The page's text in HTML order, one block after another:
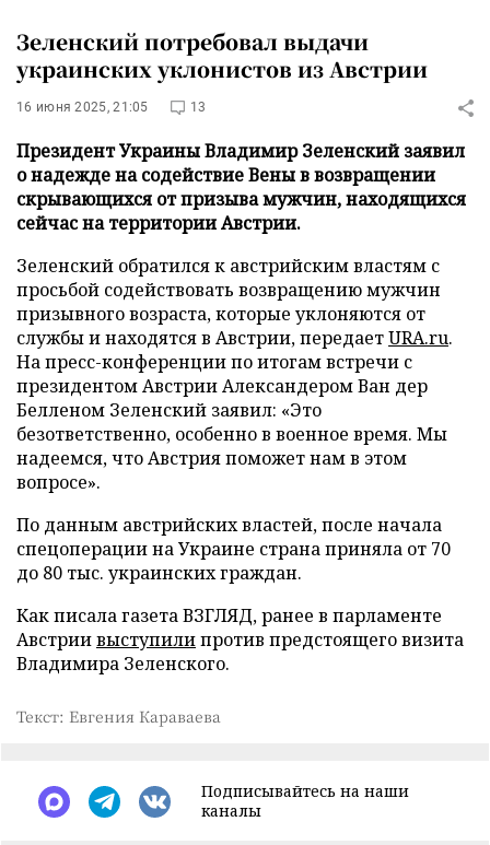
Зеленский потребовал выдачи
украинских уклонистов из Австрии
16 июня 2025, 21:05 13
Президент Украины Владимир Зеленский заявил
о надежде на содействие Вены в возвращении
скрывающихся от призыва мужчин, находящихся
сейчас на территории Австрии.
Зеленский обратился к австрийским властям с
просьбой содействовать возвращению мужчин
призывного возраста, которые уклоняются от
службы и находятся в Австрии, передаетURA.ru.
На пресс-конференции по итогам встречи с
президентом Австрии Александером Ван дер
Белленом Зеленский заявил: «Это
безответственно, особенно в военное время. Мы
надеемся, что Австрия поможет нам в этом
вопросе».
По данным австрийских властей, после начала
спецоперации на Украине страна приняла от 70
до 80 тыс. украинских граждан.
Как писала газета ВЗГЛЯД, ранее в парламенте
Австриивыступилипротив предстоящего визита
Владимира Зеленского.
Текст: Евгения Караваева
Подписывайтесь на наши
каналы